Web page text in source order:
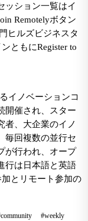
ッション一覧はイ
Remotelyボタン
ヒルズビジネスタ
ともにRegister to
イノベーションコ
開催され、スター
者、大企業のイノ
毎回複数の並行セ
が行われ、オープ
行は日本語と英語
とリモート参加の
#weekly